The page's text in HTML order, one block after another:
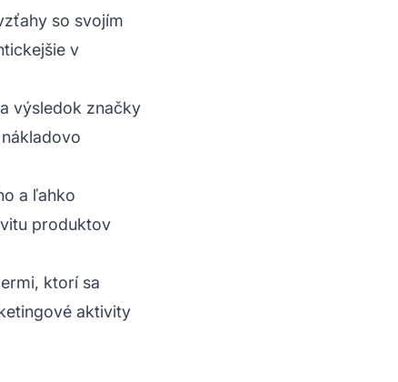
so svojím
v
výsledok značky
a ľahko
produktov
ktorí sa
aktivity